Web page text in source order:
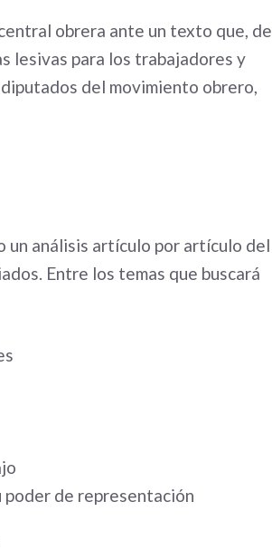
obrera ante un texto que, de
lesivas para los trabajadores y
del movimiento obrero,
un análisis artículo por artículo del
Entre los temas que buscará
poder de representación